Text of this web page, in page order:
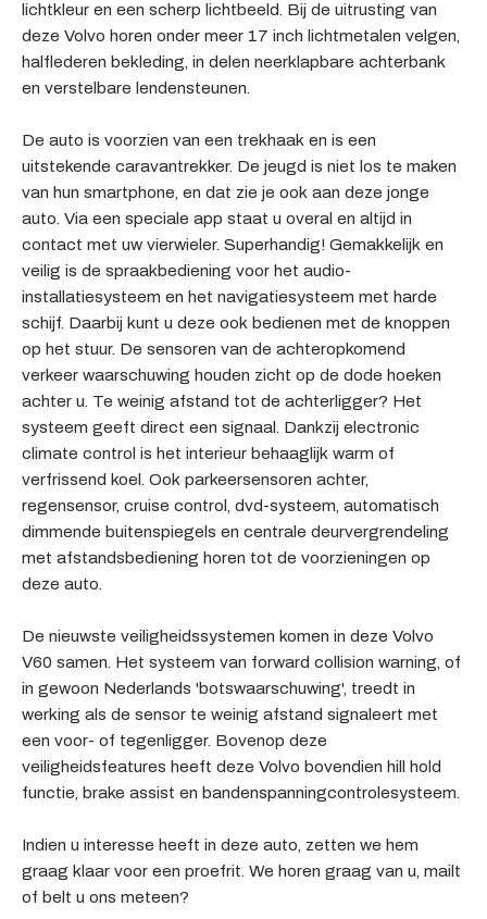
lichtkleur en een scherp lichtbeeld. Bij de uitrusting van
deze Volvo horen onder meer 17 inch lichtmetalen velgen,
halflederen bekleding, in delen neerklapbare achterbank
en verstelbare lendensteunen.
De auto is voorzien van een trekhaak en is een
uitstekende caravantrekker. De jeugd is niet los te maken
van hun smartphone, en dat zie je ook aan deze jonge
auto. Via een speciale app staat u overal en altijd in
contact met uw vierwieler. Superhandig! Gemakkelijk en
veilig is de spraakbediening voor het audio-
installatiesysteem en het navigatiesysteem met harde
schijf. Daarbij kunt u deze ook bedienen met de knoppen
op het stuur. De sensoren van de achteropkomend
verkeer waarschuwing houden zicht op de dode hoeken
achter u. Te weinig afstand tot de achterligger? Het
systeem geeft direct een signaal. Dankzij electronic
climate control is het interieur behaaglijk warm of
verfrissend koel. Ook parkeersensoren achter,
regensensor, cruise control, dvd-systeem, automatisch
dimmende buitenspiegels en centrale deurvergrendeling
met afstandsbediening horen tot de voorzieningen op
deze auto.
De nieuwste veiligheidssystemen komen in deze Volvo
V60 samen. Het systeem van forward collision warning, of
in gewoon Nederlands 'botswaarschuwing', treedt in
werking als de sensor te weinig afstand signaleert met
een voor- of tegenligger. Bovenop deze
veiligheidsfeatures heeft deze Volvo bovendien hill hold
functie, brake assist en bandenspanningcontrolesysteem.
Indien u interesse heeft in deze auto, zetten we hem
graag klaar voor een proefrit. We horen graag van u, mailt
of belt u ons meteen?